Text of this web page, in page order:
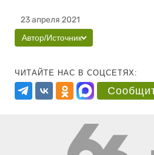
23 апреля 2021
Автор/Источник
ЧИТАЙТЕ НАС В СОЦСЕТЯХ: